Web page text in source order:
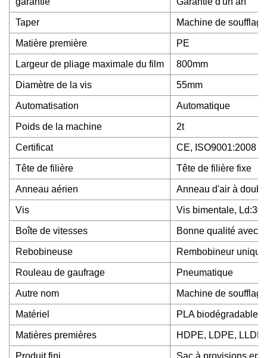
Taper Machine de
Matière première PE
Largeur de pliage maximale du film 800mm
Diamètre de la vis 55mm
Automatisation Automatique
Poids de la machine 2t
Certificat CE, ISO9001:2008
Tête de filière Tête de filière fixe
Anneau aérien Anneau d'air à
Vis Vis bimentale,
Boîte de vitesses Bonne qualité avec
Rebobineuse Rembobineur unique
Rouleau de gaufrage Pneumatique
Autre nom Machine de
Matériel PLA
Matières premières HDPE, LDPE,
Produit fini Sac à provisions en